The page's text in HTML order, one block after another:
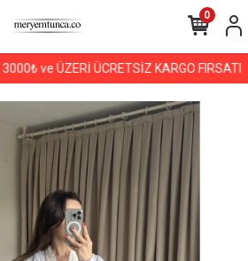
3000₺ ve ÜZERİ ÜCRETSİZ KARGO FIRSATI
0